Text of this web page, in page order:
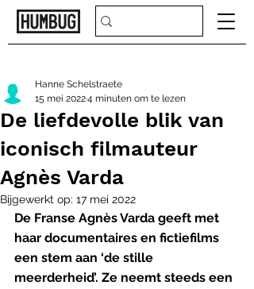
De liefdevolle blik van
iconisch filmauteur
Agnès Varda
Hanne Schelstraete
15 mei 20224 minuten om te lezen
Bijgewerkt op: 17 mei 2022
De Franse Agnès Varda geeft met
haar documentaires en fictiefilms
een stem aan ‘de stille
meerderheid’. Ze neemt steeds een